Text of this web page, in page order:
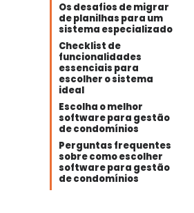
Os desafios de migrar
de planilhas para um
sistema especializado
Checklist de
funcionalidades
essenciais para
escolher o sistema
ideal
Escolha o melhor
software para gestão
de condomínios
Perguntas frequentes
sobre como escolher
software para gestão
de condomínios